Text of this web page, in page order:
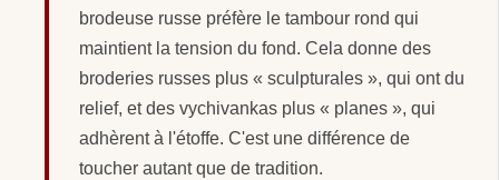
brodeuse russe préfère le tambour rond qui
maintient la tension du fond. Cela donne des
broderies russes plus « sculpturales », qui ont du
relief, et des vychivankas plus « planes », qui
adhèrent à l'étoffe. C'est une différence de
toucher autant que de tradition.